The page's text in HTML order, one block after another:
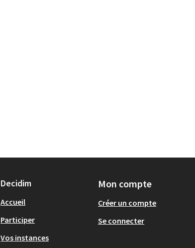
Decidim
Accueil
Participer
Vos instances
Mon compte
Créer un compte
Se connecter